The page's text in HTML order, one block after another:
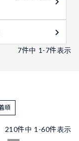
7件中 1 -7件表示
順
210件中 1 -60件表示